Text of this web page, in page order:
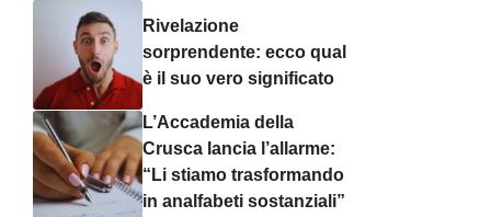
Rivelazione
sorprendente: ecco qual
è il suo vero significato
L’Accademia della
Crusca lancia l’allarme:
“Li stiamo trasformando
in analfabeti sostanziali”